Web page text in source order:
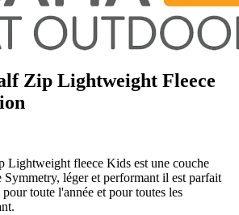
Zip Lightweight Fleece
fleece Kids est une couche
Symmetry, léger et performant il est parfait
toute l'année et pour toutes les